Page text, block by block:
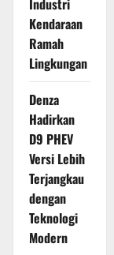
Industri
Kendaraan
Ramah
Lingkungan
Denza
Hadirkan
D9 PHEV
Versi Lebih
Terjangkau
dengan
Teknologi
Modern